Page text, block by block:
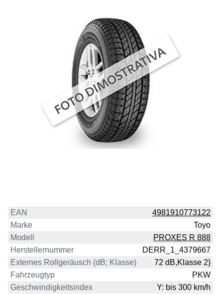
EAN
4981910773122
Marke
Toyo
Modell
PROXES R 888
Herstellernummer
DERR_1_4379667
Externes Rollgeräusch (dB; Klasse)
72 dB,Klasse 2}
Fahrzeugtyp
PKW
Geschwindigkeitsindex
Y: bis 300 km/h